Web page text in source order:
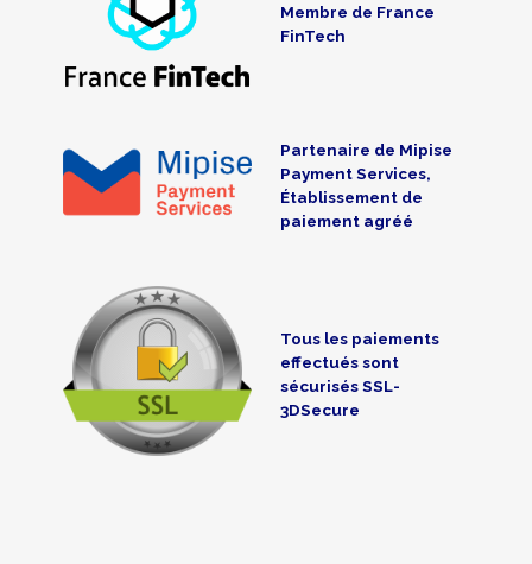
Membre de France
FinTech
Partenaire de Mipise
Payment Services,
Établissement de
paiement agréé
Tous les paiements
effectués sont
sécurisés SSL-
3DSecure